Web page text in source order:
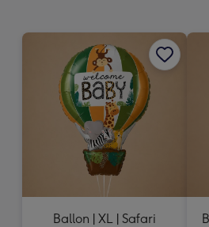
Dimensions:
240
240
mm
Ballon | XL | Safari